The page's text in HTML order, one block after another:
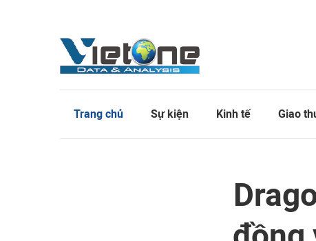
Trang chủ Sự kiện Kinh tế Giao